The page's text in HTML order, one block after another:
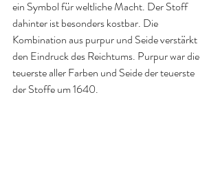
ein Symbol für weltliche Macht. Der Stoff
dahinter ist besonders kostbar. Die
Kombination aus purpur und Seide verstärkt
den Eindruck des Reichtums. Purpur war die
teuerste aller Farben und Seide der teuerste
der Stoffe um 1640.